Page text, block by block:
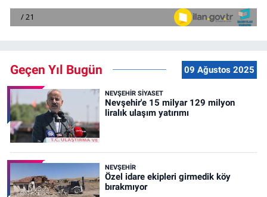
Geçen Yıl Bugün 09 Ağustos 2025
NEVŞEHIR SIYASET
Nevşehir'e 15 milyar 129 milyon
liralık ulaşım yatırımı
NEVŞEHIR
Özel idare ekipleri girmedik köy
bırakmıyor